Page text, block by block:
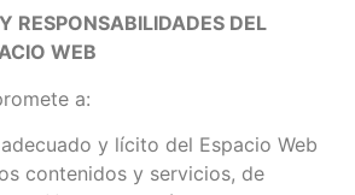
RESPONSABILIDADES DEL
WEB
a:
y lícito del Espacio Web
contenidos y servicios, de